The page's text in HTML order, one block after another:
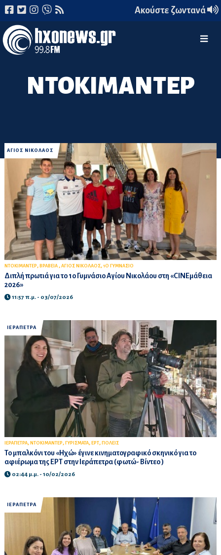
Ακούστε ζωντανά
ΝΤΟΚΙΜΑΝΤΕΡ
ΑΓΙΟΣ ΝΙΚΟΛΑΟΣ
ΝΤΟΚΙΜΑΝΤΕΡ, ΒΡΑΒΕΙΑ , ΑΓΙΟΣ ΝΙΚΟΛΑΟΣ, 1Ο ΓΥΜΝΑΣΙΟ
Διπλή πρωτιά για το 1ο Γυμνάσιο Αγίου Νικολάου στη «CINEμάθεια
2026»
11:57 π.μ. - 03/07/2026
ΙΕΡΑΠΕΤΡΑ
ΙΕΡΑΠΕΤΡΑ, ΝΤΟΚΙΜΑΝΤΕΡ, ΓΥΡΙΣΜΑΤΑ, ΕΡΤ, ΠΟΛΕΙΣ
Το μπαλκόνι του «Ηχώ» έγινε κινηματογραφικό σκηνικό για το
αφιέρωμα της ΕΡΤ στην Ιεράπετρα (φωτώ- Βίντεο )
02:44 μ.μ. - 10/02/2026
ΙΕΡΑΠΕΤΡΑ